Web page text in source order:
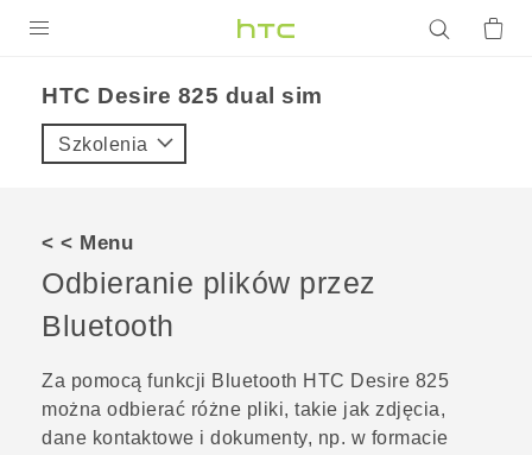
VIVE
VIVERSE
POMOC TECHNICZNA
Urządzenia i akcesoria HTC
HTC Desire 825 dual sim‎
Szkolenia
< < Menu
Odbieranie plików przez
Bluetooth
Za pomocą funkcji Bluetooth HTC Desire 825
można odbierać różne pliki, takie jak zdjęcia,
dane kontaktowe i dokumenty, np. w formacie